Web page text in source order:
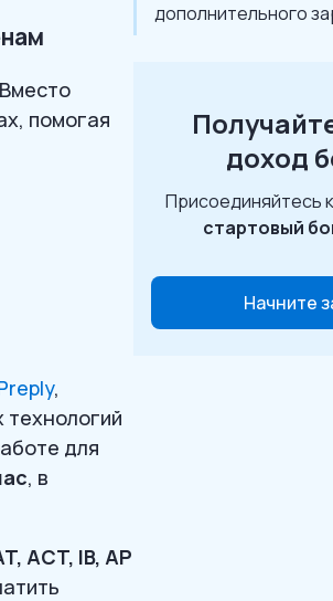
помогая
,
технологий
для
, в
ACT, IB, AP
дополнительного
доход
Присоединяйтесь
стартовый
Начните